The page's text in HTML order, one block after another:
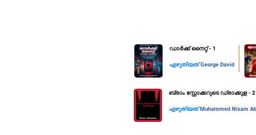
​ഡാർക്ക് നൈറ്റ് - ​1
എഴുതിയത്George David
ബ്രാം സ്റ്റോക്കറുടെ ഡ്രാക്കുള - 2
എഴുതിയത്Muhammed Nisam